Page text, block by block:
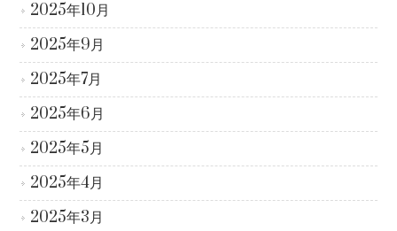
2025年10月
2025年9月
2025年7月
2025年6月
2025年5月
2025年4月
2025年3月